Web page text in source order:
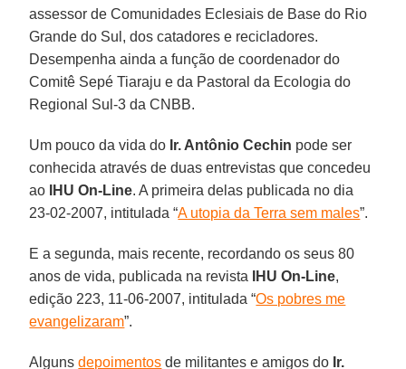
assessor de Comunidades Eclesiais de Base do Rio
Grande do Sul, dos catadores e recicladores.
Desempenha ainda a função de coordenador do
Comitê Sepé Tiaraju e da Pastoral da Ecologia do
Regional Sul-3 da CNBB.
Um pouco da vida do Ir. Antônio Cechin pode ser
conhecida através de duas entrevistas que concedeu
ao
IHU On-Line. A primeira delas publicada no dia
23-02-2007, intitulada “A utopia da Terra sem males”.
E a segunda, mais recente, recordando os seus 80
anos de vida, publicada na revista IHU On-Line,
edição 223, 11-06-2007, intitulada “Os pobres me
evangelizaram”.
Algunsdepoimentos de militantes e amigos do Ir.